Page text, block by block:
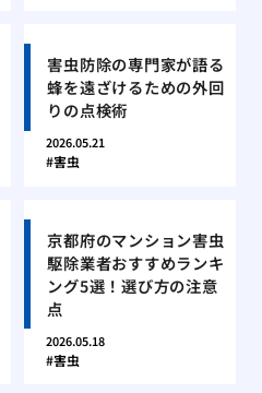
害虫防除の専門家が語る
蜂を遠ざけるための外回
りの点検術
2026.05.21
害虫
京都府のマンション害虫
駆除業者おすすめランキ
ング5選！選び方の注意
点
2026.05.18
害虫